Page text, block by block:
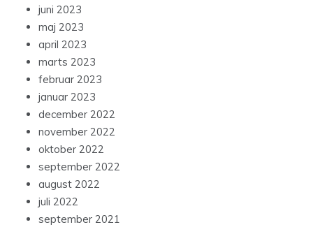
juni 2023
maj 2023
april 2023
marts 2023
februar 2023
januar 2023
december 2022
november 2022
oktober 2022
september 2022
august 2022
juli 2022
september 2021